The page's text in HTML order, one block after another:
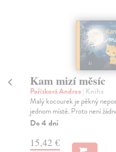
Kam mizí měsíc
Pořízková Andrea| Kniha
Malý kocourek je pěkný
jednom místě. Proto není
Do 4 dní
15,42 €